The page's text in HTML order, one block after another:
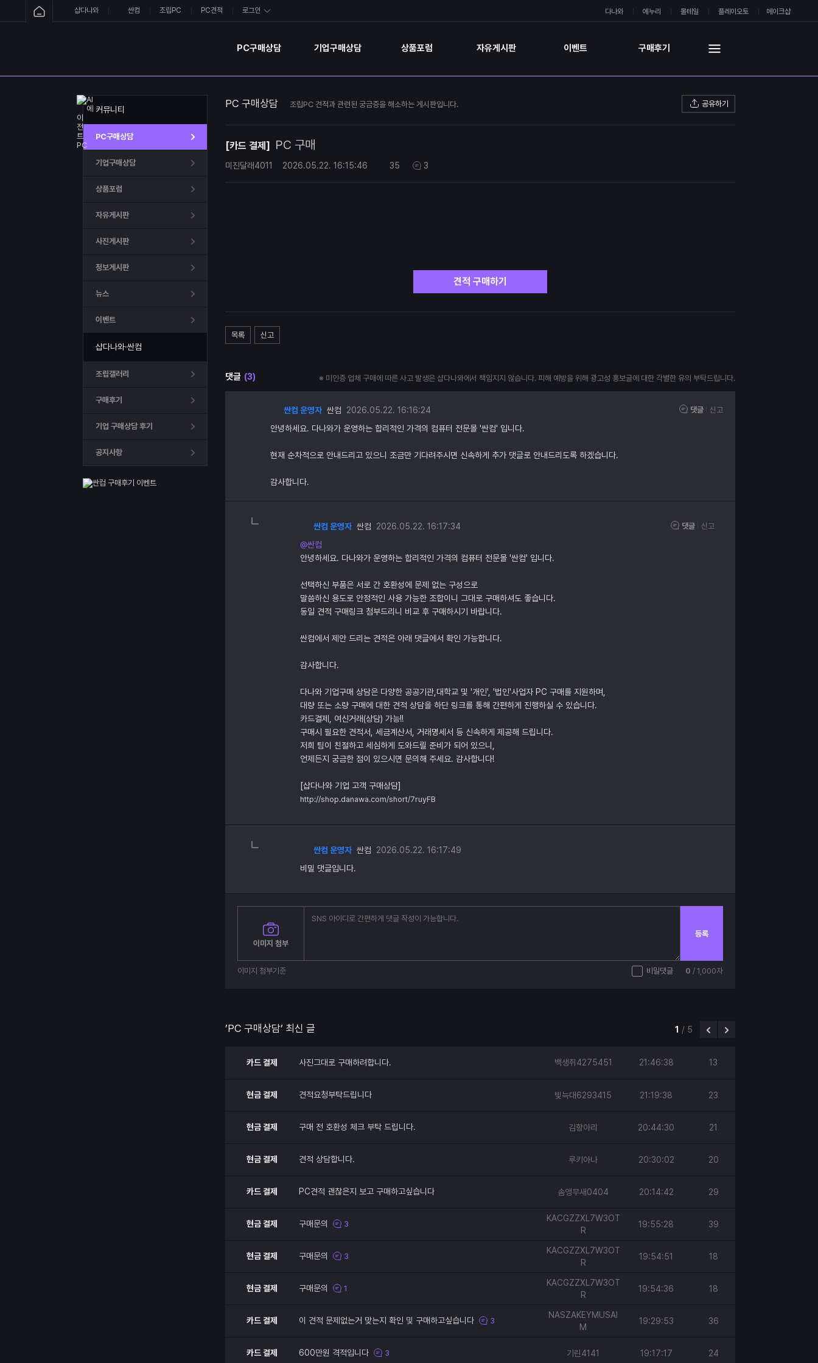
샵다나와 싼컴 조립PC PC견적 로그인 다나와 에누리 몰테일 플레이오토 메이크샵
PC구매상담 기업구매상담 상품포럼 자유게시판 이벤트 구매후기
커뮤니티
PC구매상담
기업구매상담
상품포럼
자유게시판
사진게시판
정보게시판
뉴스
이벤트
샵다나와·싼컴
조립갤러리
구매후기
기업 구매상담 후기
공지사항
PC 구매상담 조립PC 견적과 관련된 궁금증을 해소하는 게시판입니다. 공유하기
[카드 결제] PC 구매
미진달래4011 2026.05.22. 16:15:46 35 3
견적 구매하기
목록 신고
댓글 (3) ※ 미인증 업체 구매에 따른 사고 발생은 샵다나와에서 책임지지 않습니다. 피해 예방을 위해 광고성 홍보글에 대한 각별한 유의 부탁드립니다.
싼컴 운영자 싼컴 2026.05.22. 16:16:24 댓글 신고
안녕하세요. 다나와가 운영하는 합리적인 가격의 컴퓨터 전문몰 '싼컴' 입니다.
현재 순차적으로 안내드리고 있으니 조금만 기다려주시면 신속하게 추가 댓글로 안내드리도록 하겠습니다.
감사합니다.
싼컴 운영자 싼컴 2026.05.22. 16:17:34 댓글 신고
@싼컴
안녕하세요. 다나와가 운영하는 합리적인 가격의 컴퓨터 전문몰 '싼컴' 입니다.
선택하신 부품은 서로 간 호환성에 문제 없는 구성으로
말씀하신 용도로 안정적인 사용 가능한 조합이니 그대로 구매하셔도 좋습니다.
동일 견적 구매링크 첨부드리니 비교 후 구매하시기 바랍니다.
싼컴에서 제안 드리는 견적은 아래 댓글에서 확인 가능합니다.
감사합니다.
다나와 기업구매 상담은 다양한 공공기관,대학교 및 '개인', '법인'사업자 PC 구매를 지원하며,
대량 또는 소량 구매에 대한 견적 상담을 하단 링크를 통해 간편하게 진행하실 수 있습니다.
카드결제, 여신거래(상담) 가능!!
구매시 필요한 견적서, 세금계산서, 거래명세서 등 신속하게 제공해 드립니다.
저희 팀이 친절하고 세심하게 도와드릴 준비가 되어 있으니,
언제든지 궁금한 점이 있으시면 문의해 주세요. 감사합니다!
[샵다나와 기업 고객 구매상담]
http://shop.danawa.com/short/7ruyFB
싼컴 운영자 싼컴
2026.05.22. 16:17:49
비밀 댓글입니다.
이미지 첨부
등록
이미지 첨부기준 비밀댓글 0 / 1,000자
’PC 구매상담’ 최신 글 1 / 5
카드 결제 사진그대로 구매하려합니다. 백생쥐4275451 21:46:38 13
현금 결제 견적요청부탁드립니다 빛늑대6293415 21:19:38 23
현금 결제 구매 전 호환성 체크 부탁 드립니다. 김항아리 20:44:30 21
현금 결제 견적 상담합니다. 루키아나 20:30:02 20
카드 결제 PC견적 괜찮은지 보고 구매하고싶습니다 솜앵무새0404 20:14:42 29
현금 결제 구매문의 3
KACGZZXL7W3OT
R
19:55:28 39
현금 결제 구매문의 3
KACGZZXL7W3OT
R
19:54:51 18
현금 결제 구매문의 1
KACGZZXL7W3OT
R
19:54:36 18
카드 결제 이 견적 문제없는거 맞는지 확인 및 구매하고싶습니다 3
NASZAKEYMUSAI
M
19:29:53 36
카드 결제 600만원 격적입니다 3 기린4141 19:17:17 24